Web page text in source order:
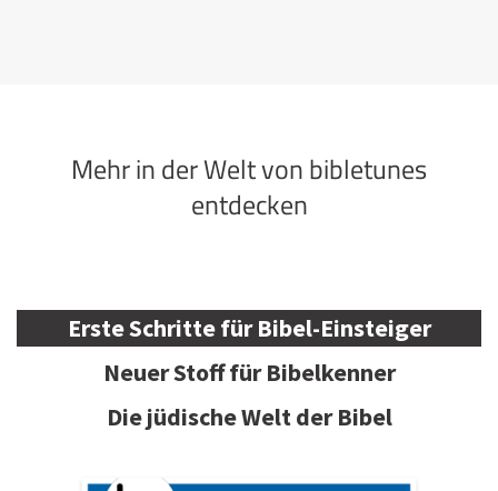
Mehr in der Welt von bibletunes
entdecken
Erste Schritte für Bibel-Einsteiger
Neuer Stoff für Bibelkenner
Die jüdische Welt der Bibel